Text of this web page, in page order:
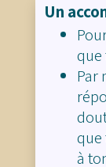
Un
que
Par
que
à